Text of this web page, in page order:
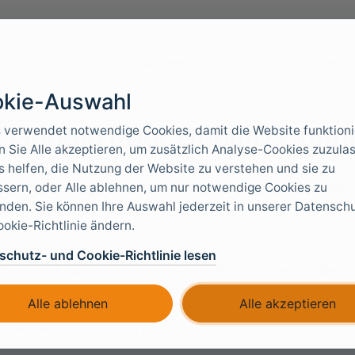
& Tools
Google über OpenID
kann mit Google über OpenID Connect verbunden
können Google Login mit demonline web app sample
anklicken. Sehen Sie sich die Google
control.foxids.com/test-corp
Melden Sie sich mit
Adresse und dem Passwort an. Wählen Sie
Auswahl
verwendet notwendige Cookies, damit die Website
Sie Alle akzeptieren, um zusätzlich Analyse-Cookies
helfen, die Nutzung der Website zu verstehen und sie zu
oder Alle ablehnen, um nur notwendige Cookies zu
Sie können Ihre Auswahl jederzeit in unserer
Richtlinie ändern.
und Cookie-Richtlinie lesen
Alle ablehnen Alle akzeptieren